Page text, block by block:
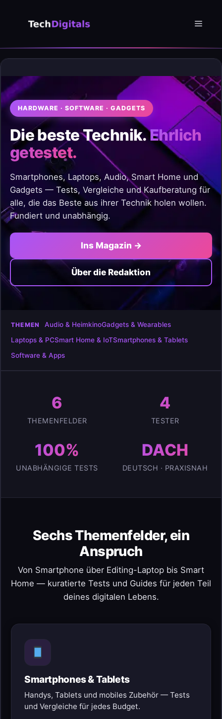
Menü
HARDWARE · SOFTWARE · GADGETS
Die beste Technik.Ehrlich
getestet.
Smartphones, Laptops, Audio, Smart Home und
Gadgets — Tests, Vergleiche und Kaufberatung für
alle, die das Beste aus ihrer Technik holen wollen.
Fundiert und unabhängig.
Ins Magazin →
Über die Redaktion
THEMEN Audio & HeimkinoGadgets & Wearables
Laptops & PCSmart Home & IoTSmartphones & Tablets
Software & Apps
6
THEMENFELDER
4
TESTER
100%
UNABHÄNGIGE TESTS
DACH
DEUTSCH · PRAXISNAH
Sechs Themenfelder, ein
Anspruch
Von Smartphone über Editing-Laptop bis Smart
Home — kuratierte Tests und Guides für jeden Teil
deines digitalen Lebens.
Smartphones & Tablets
Handys, Tablets und mobiles Zubehör — Tests
und Vergleiche für jedes Budget.